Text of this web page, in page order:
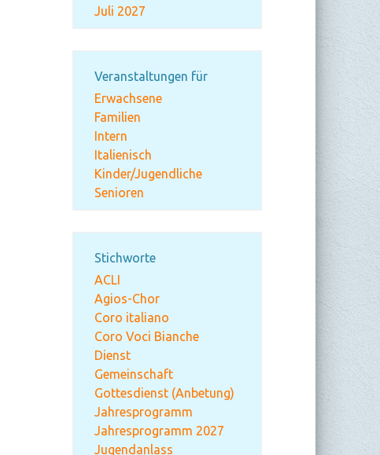
Juli 2027
Veranstaltungen für
Erwachsene
Familien
Intern
Italienisch
Kinder/Jugendliche
Senioren
Stichworte
ACLI
Agios-Chor
Coro italiano
Coro Voci Bianche
Dienst
Gemeinschaft
Gottesdienst (Anbetung)
Jahresprogramm
Jahresprogramm 2027
Jugendanlass